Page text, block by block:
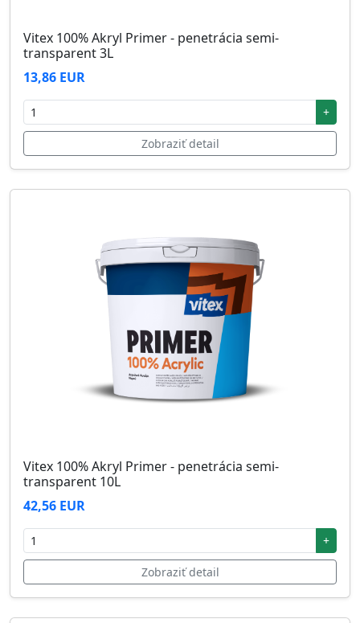
Vitex 100% Akryl Primer - penetrácia semi-
transparent 3L
13,86 EUR
+
Zobraziť detail
Vitex 100% Akryl Primer - penetrácia semi-
transparent 10L
42,56 EUR
+
Zobraziť detail